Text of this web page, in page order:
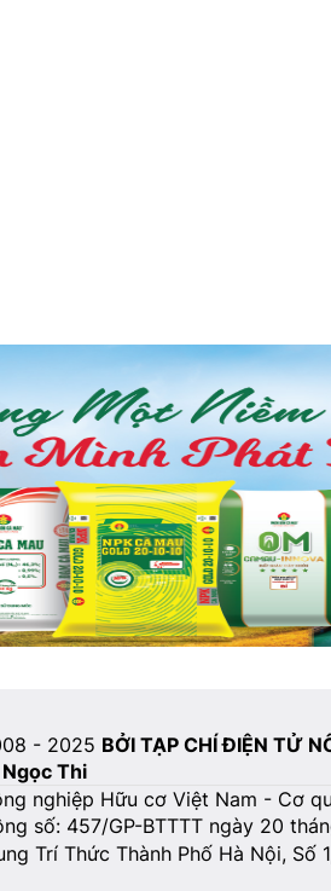
- 2025 BỞI TẠP CHÍ ĐIỆN TỬ
Thi
nghiệp Hữu cơ Việt Nam - Cơ
số: 457/GP-BTTTT ngày 20
Trí Thức Thành Phố Hà Nội, Số